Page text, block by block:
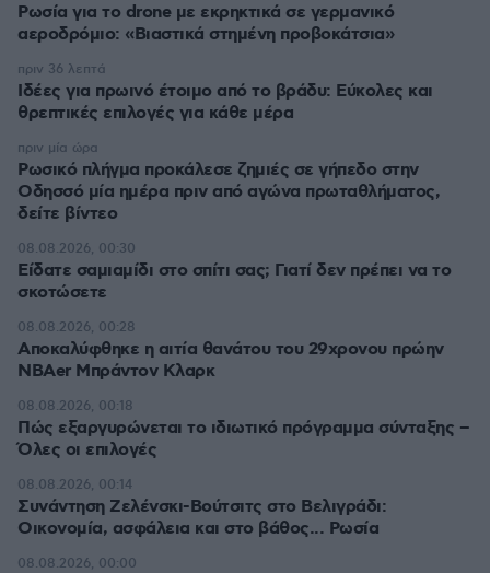
Ρωσία για το drone με εκρηκτικά σε γερμανικό
αεροδρόμιο: «Βιαστικά στημένη προβοκάτσια»
Ιδέες για πρωινό έτοιμο από το βράδυ: Εύκολες και
θρεπτικές επιλογές για κάθε μέρα
πριν 36 λεπτά
Ρωσικό πλήγμα προκάλεσε ζημιές σε γήπεδο στην
Οδησσό μία ημέρα πριν από αγώνα πρωταθλήματος,
δείτε βίντεο
πριν μία ώρα
Είδατε σαμιαμίδι στο σπίτι σας; Γιατί δεν πρέπει να το
σκοτώσετε
08.08.2026, 00:30
Αποκαλύφθηκε η αιτία θανάτου του 29χρονου πρώην
NBAer Μπράντον Κλαρκ
08.08.2026, 00:28
Πώς εξαργυρώνεται το ιδιωτικό πρόγραμμα σύνταξης –
Όλες οι επιλογές
08.08.2026, 00:18
Συνάντηση Ζελένσκι-Βούτσιτς στο Βελιγράδι:
Οικονομία, ασφάλεια και στο βάθος... Ρωσία
08.08.2026, 00:14
08.08.2026, 00:00